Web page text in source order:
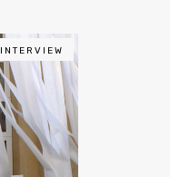
INTERVIEW